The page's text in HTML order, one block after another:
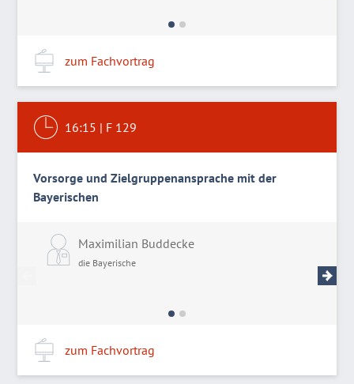
zum Fachvortrag
16:15 | F 129
Vorsorge und Zielgruppenansprache mit der
Bayerischen
Maximilian Buddecke
die Bayerische
zum Fachvortrag